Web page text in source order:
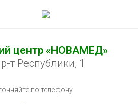
центр «НОВАМЕД»
т Республики, 1
по телефону